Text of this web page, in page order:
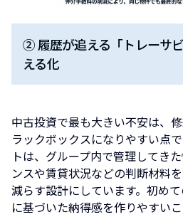
② 履歴が追える「トレーサ
える化
中古投資で最も大きい不安は、
ラックボックスになりやすい点
トは、グループ内で管理してき
ンスや賃貸状況などの判断材料
減らす設計にしています。初め
に基づいた納得感を作りやすいこ